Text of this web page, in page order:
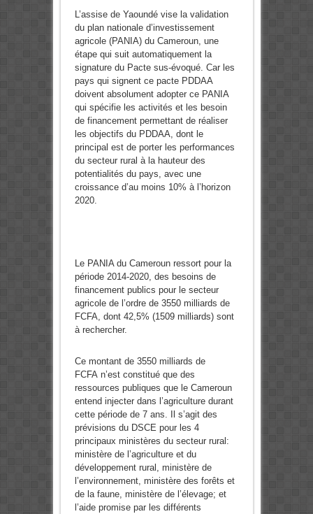
L’assise de Yaoundé vise la validation
du plan nationale d’investissement
agricole (PANIA) du Cameroun, une
étape qui suit automatiquement la
signature du Pacte sus-évoqué. Car les
pays qui signent ce pacte PDDAA
doivent absolument adopter ce PANIA
qui spécifie les activités et les besoin
de financement permettant de réaliser
les objectifs du PDDAA, dont le
principal est de porter les performances
du secteur rural à la hauteur des
potentialités du pays, avec une
croissance d’au moins 10% à l’horizon
2020.
Le PANIA du Cameroun ressort pour la
période 2014-2020, des besoins de
financement publics pour le secteur
agricole de l’ordre de 3550 milliards de
FCFA, dont 42,5% (1509 milliards) sont
à rechercher.
Ce montant de 3550 milliards de
FCFA n’est constitué que des
ressources publiques que le Cameroun
entend injecter dans l’agriculture durant
cette période de 7 ans. Il s’agit des
prévisions du DSCE pour les 4
principaux ministères du secteur rural:
ministère de l’agriculture et du
développement rural, ministère de
l’environnement, ministère des forêts et
de la faune, ministère de l’élevage; et
l’aide promise par les différents